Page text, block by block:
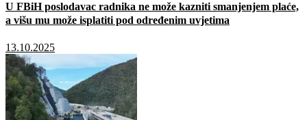
U FBiH poslodavac radnika ne može kazniti smanjenjem plaće,
a višu mu može isplatiti pod određenim uvjetima
13.10.2025